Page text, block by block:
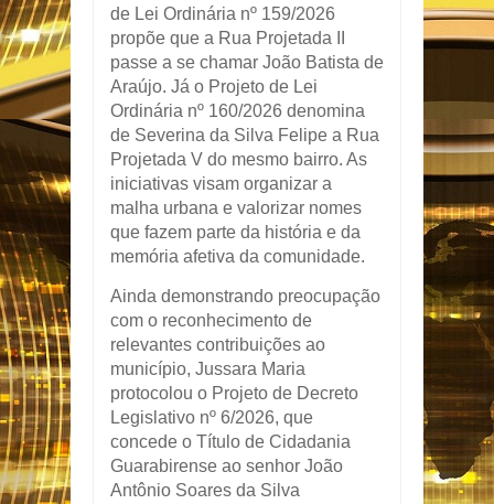
de Lei Ordinária nº 159/2026
propõe que a Rua Projetada II
passe a se chamar João Batista de
Araújo. Já o Projeto de Lei
Ordinária nº 160/2026 denomina
de Severina da Silva Felipe a Rua
Projetada V do mesmo bairro. As
iniciativas visam organizar a
malha urbana e valorizar nomes
que fazem parte da história e da
memória afetiva da comunidade.
Ainda demonstrando preocupação
com o reconhecimento de
relevantes contribuições ao
município, Jussara Maria
protocolou o Projeto de Decreto
Legislativo nº 6/2026, que
concede o Título de Cidadania
Guarabirense ao senhor João
Antônio Soares da Silva